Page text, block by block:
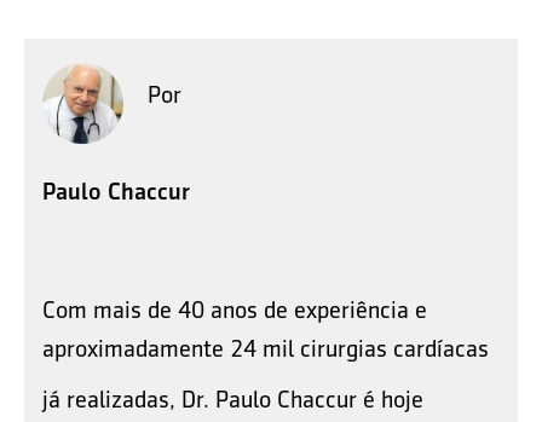
Por
Paulo Chaccur
Com mais de 40 anos de experiência e
aproximadamente 24 mil cirurgias cardíacas
já realizadas, Dr. Paulo Chaccur é hoje